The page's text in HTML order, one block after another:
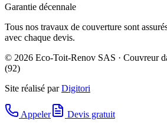
Garantie décennale
Tous nos travaux de couverture sont
avec chaque devis.
© 2026 Eco-Toit-Renov SAS · Couvreur
(92)
Site réalisé par Digitori
Appeler Devis gratuit